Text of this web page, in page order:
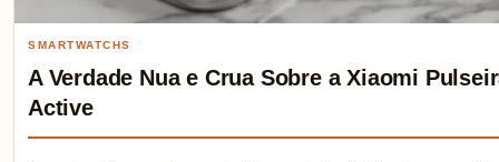
SMARTWATCHS
A Verdade Nua e Crua Sobre a Xiaomi
Active